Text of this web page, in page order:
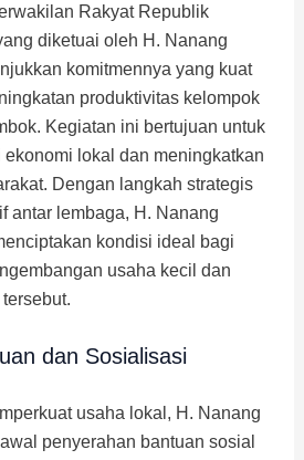
Rakyat Republik
diketuai oleh H. Nanang
komitmennya yang kuat
produktivitas kelompok
Kegiatan ini bertujuan untuk
lokal dan meningkatkan
Dengan langkah strategis
antar lembaga, H. Nanang
kondisi ideal bagi
usaha kecil dan
dan Sosialisasi
usaha lokal, H. Nanang
penyerahan bantuan sosial